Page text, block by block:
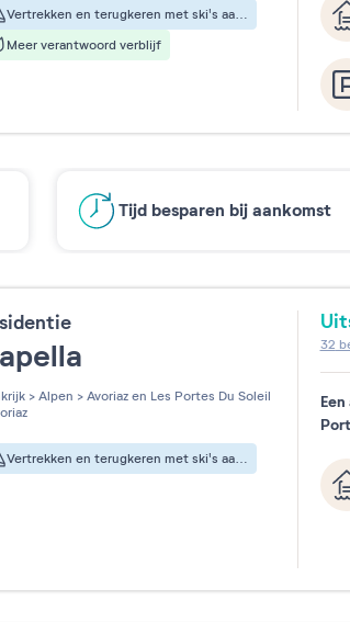
Vertrekken en terugkeren met ski's aan de voeten
Meer verantwoord verblijf
Tijd besparen bij aankomst
> Alpen > Avoriaz en Les Portes Du Soleil
Vertrekken en terugkeren met ski's aan de voeten
32